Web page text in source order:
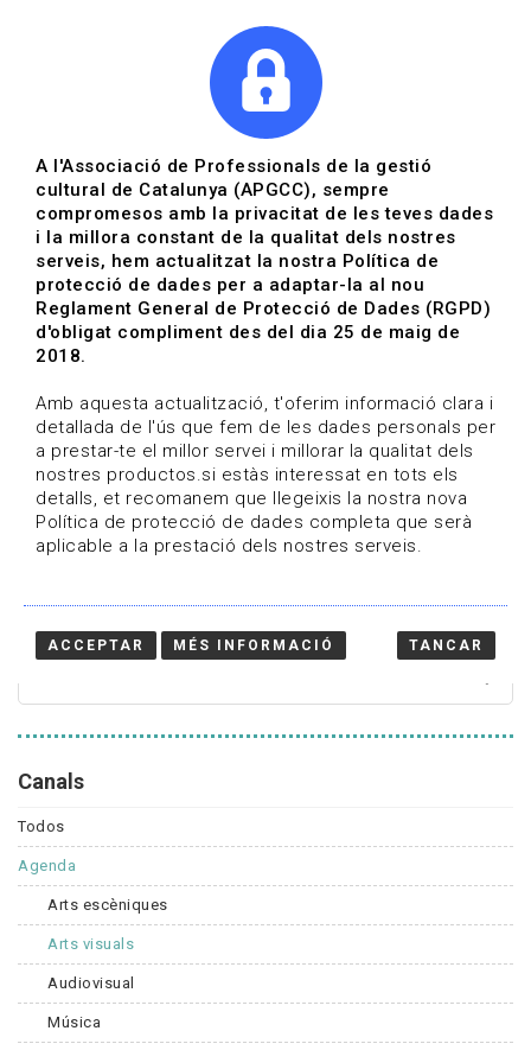
Actualitza't
Vols estar al dia?
HOME / BLOG
Estigues al dia
Convocatòries, activitats i notícies del sector de la
cultura.
Canals
Todos
Agenda
Arts escèniques
Arts visuals
Audiovisual
Música
A l'Associació de Professionals de la gestió
cultural de Catalunya (APGCC), sempre
compromesos amb la privacitat de les teves dades
i la millora constant de la qualitat dels nostres
serveis, hem actualitzat la nostra Política de
protecció de dades per a adaptar-la al nou
Reglament General de Protecció de Dades (RGPD)
d'obligat compliment des del dia 25 de maig de
2018.
Amb aquesta actualització, t'oferim informació clara i
detallada de l'ús que fem de les dades personals per
a prestar-te el millor servei i millorar la qualitat dels
nostres productos.si estàs interessat en tots els
detalls, et recomanem que llegeixis la nostra nova
Política de protecció de dades completa que serà
aplicable a la prestació dels nostres serveis.
ACCEPTAR MÉS INFORMACIÓ TANCAR